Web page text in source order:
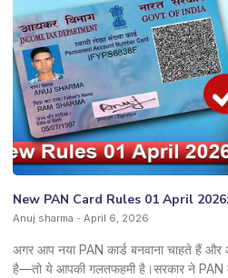
New PAN Card Rules 01 April 2026:
Anuj sharma April 6, 2026
अगर आप नया PAN कार्ड बनवाना चाहते हैं और
है—तो ये आपकी गलतफहमी है।सरकार ने PAN